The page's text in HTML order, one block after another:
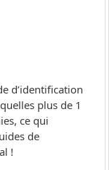
d’identification
plus de 1
ce qui
de
!